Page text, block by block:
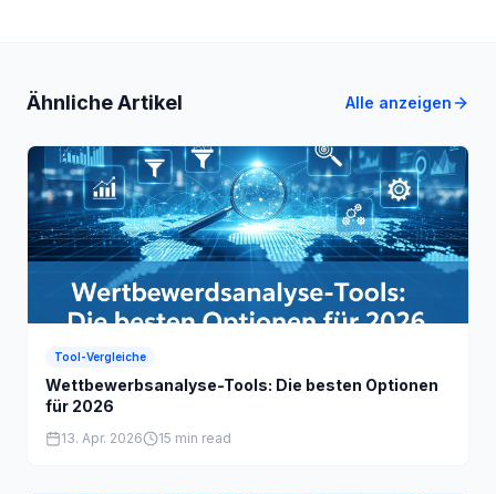
Ähnliche Artikel Alle anzeigen
Tool-Vergleiche
Wettbewerbsanalyse-Tools: Die besten Optionen
für 2026
13. Apr. 2026 15 min read